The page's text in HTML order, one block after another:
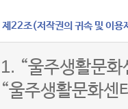
제22조(저작권의 귀속 및 이용
1. “울주생활문
“울주생활문화센